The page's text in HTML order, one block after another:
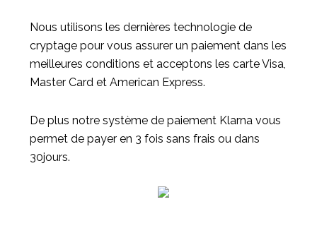
Nous utilisons les dernières technologie de
cryptage pour vous assurer un paiement dans les
meilleures conditions et acceptons les carte Visa,
Master Card et American Express.
De plus notre système de paiement Klarna vous
permet de payer en 3 fois sans frais ou dans
30jours.